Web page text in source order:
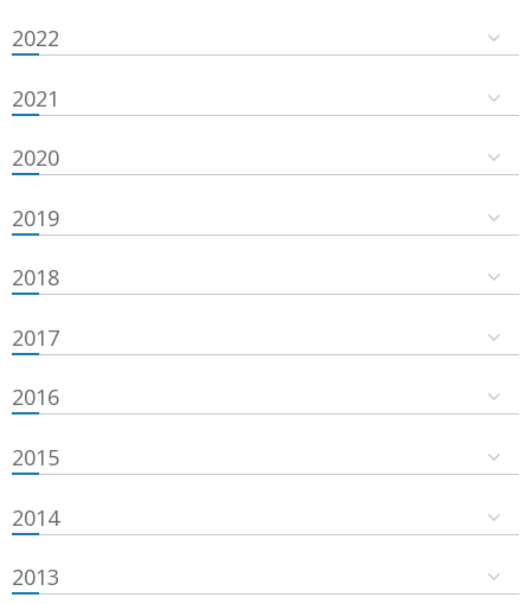
2022
2021
2020
2019
2018
2017
2016
2015
2014
2013